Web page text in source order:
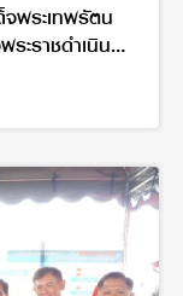
พระเทพรัตน
ะราชดำเนิน